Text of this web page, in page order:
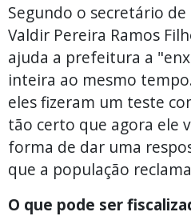
Segundo o secretário
Valdir Pereira Ramos
ajuda a prefeitura a
inteira ao mesmo
eles fizeram um teste
tão certo que agora ele
forma de dar uma
que a população
O que pode ser